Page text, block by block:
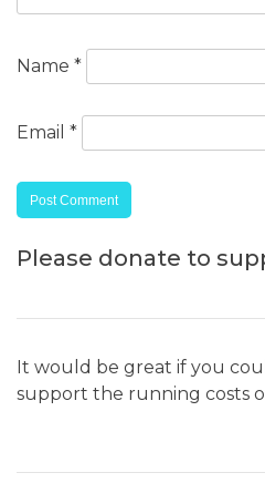
Name *
Email *
Please donate to
It would be great if you
support the running costs